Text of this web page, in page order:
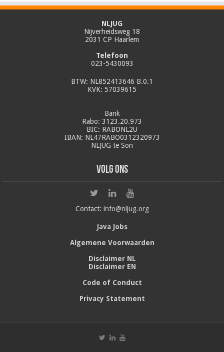
NLJUG
Nijverheidsweg 18
2031 CP Haarlem
Telefoon
023-5430093
BTW: NL852413646 B.0.1
KVK: 57039615
Bank
Rabo: 3123.20.973
BIC: RABONL2U
IBAN: NL47RABO0312320973
NLJUG te Son
Volg ons
Contact: info@nljug.org
Java Jobs
Algemene Voorwaarden
Disclaimer NL
Disclaimer EN
Code of Conduct
Privacy Statement